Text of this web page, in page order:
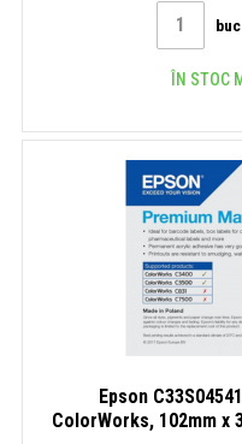
buc
ÎN STOC
Epson
ColorWorks, 102mm